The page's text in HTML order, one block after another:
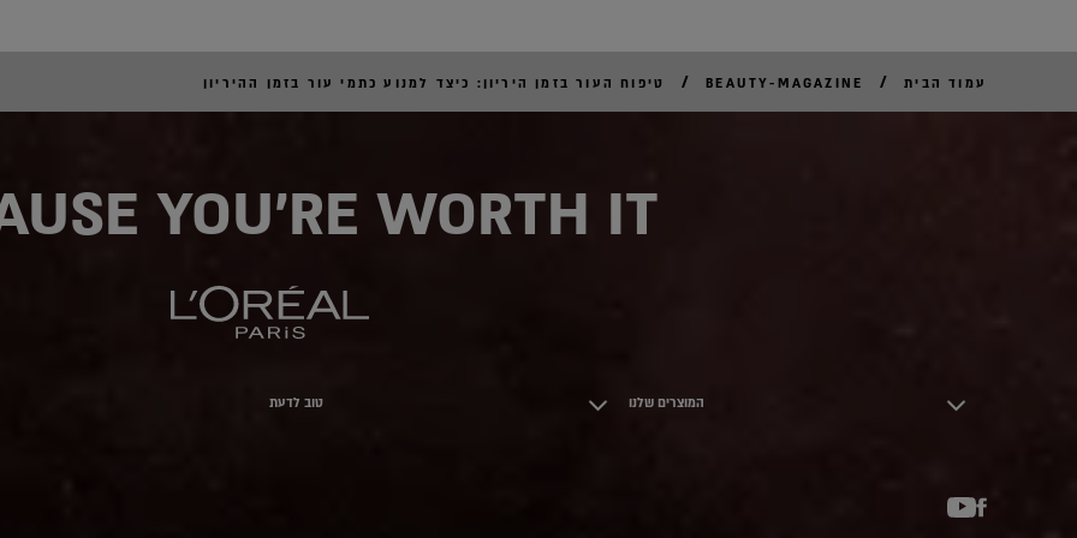
עמוד הבית /
BEAUTY-MAGAZINE
/ טיפוח העור בזמן היריון: כיצד למנוע כתמי עור בזמן ההיריון
YOU'RE WORTH IT
המוצרים שלנו טוב לדעת